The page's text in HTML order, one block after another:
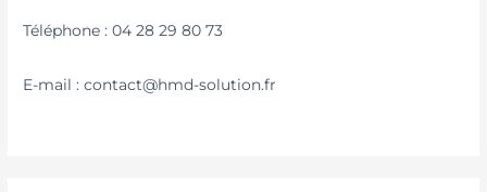
Téléphone : 04 28 29 80 73
E-mail : contact@hmd-solution.fr